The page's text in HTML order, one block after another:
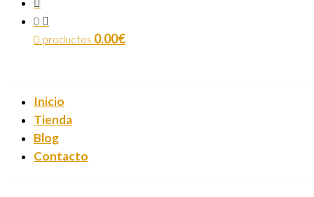
0
0 productos 0.00€
Inicio
Tienda
Blog
Contacto